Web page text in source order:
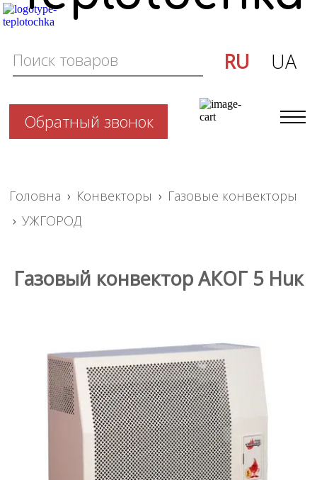
Обратный звонок
RU UA
Головна › Конвекторы › Газовые конвекторы
› УЖГОРОД
Газовый конвектор АКОГ 5 Huк